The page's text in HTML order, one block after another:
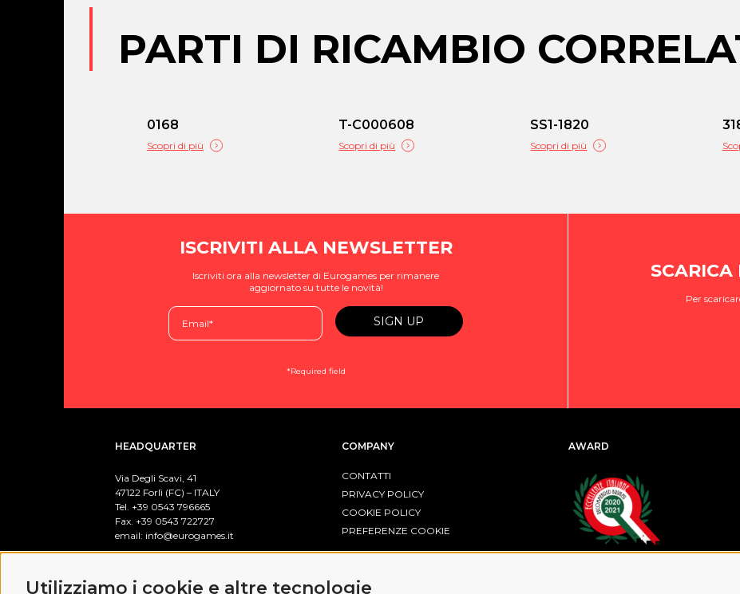
Utilizziamo i cookie e altre tecnologie
PARTI DI RICAMBIO
0168
Scopri di più
T-C000608
Scopri di più
SS1-1820
Scopri di più
ISCRIVITI ALLA NEWSLETTER
Iscriviti ora alla newsletter di Eurogames per rimanere
aggiornato su tutte le novità!
*Required field
SCARICA
Per
HEADQUARTER
Via Degli Scavi, 41
47122 Forlì (FC) – ITALY
Tel. +39 0543 796665
Fax. +39 0543 722727
email: info@eurogames.it
COMPANY
CONTATTI
PRIVACY POLICY
COOKIE POLICY
PREFERENZE COOKIE
AWARD